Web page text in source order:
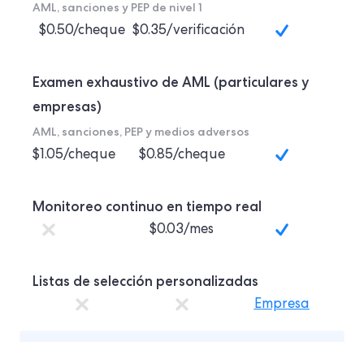
AML, sanciones y PEP de nivel 1
$0.50/cheque $0.35/verificación
Examen exhaustivo de AML (particulares y
empresas)
AML, sanciones, PEP y medios adversos
$1.05/cheque $0.85/cheque
Monitoreo continuo en tiempo real
$0.03/mes
Listas de selección personalizadas
Empresa